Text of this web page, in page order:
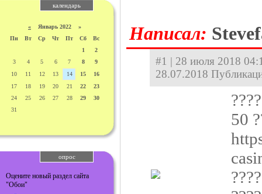
календарь
« Январь 2022 »
Пн
Вт Ср Чт Пт Сб
Вс
1
2
3
4 5 6 7 8
9
10
11 12 13 14 15
16
17
18 19 20 21 22
23
24
25 26 27 28 29
30
31
опрос
Оцените новый раздел сайта
"Обои"
Hаписал:
#1 | 28 июля 2018
28.07.2018
50